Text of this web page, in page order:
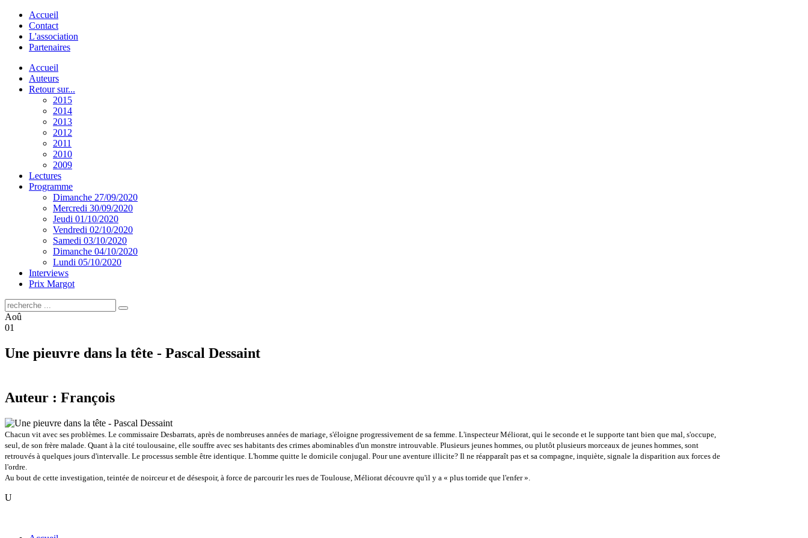
Accueil
Contact
L'association
Partenaires
Accueil
Auteurs
Retour sur...
2015
2014
2013
2012
2011
2010
2009
Lectures
Programme
Dimanche 27/09/2020
Mercredi 30/09/2020
Jeudi 01/10/2020
Vendredi 02/10/2020
Samedi 03/10/2020
Dimanche 04/10/2020
Lundi 05/10/2020
Interviews
Prix Margot
Aoû
01
Une pieuvre dans la tête - Pascal Dessaint
Auteur : François
Chacun vit avec ses problèmes. Le commissaire Desbarrats, après de nombreuses années de mariage, s'éloigne progressivement de sa femme. L'inspecteur Méliorat, qui le seconde et le supporte tant bien que mal, s'occupe,
seul, de son frère malade. Quant à la cité toulousaine, elle souffre avec ses habitants des crimes abominables d'un monstre introuvable. Plusieurs jeunes hommes, ou plutôt plusieurs morceaux de jeunes hommes, sont
retrouvés à quelques jours d'intervalle. Le processus semble être identique. L'homme quitte le domicile conjugal. Pour une aventure illicite? Il ne réapparaît pas et sa compagne, inquiète, signale la disparition aux forces de
l'ordre.
Au bout de cette investigation, teintée de noirceur et de désespoir, à force de parcourir les rues de Toulouse, Méliorat découvre qu'il y a « plus torride que l'enfer ».
U